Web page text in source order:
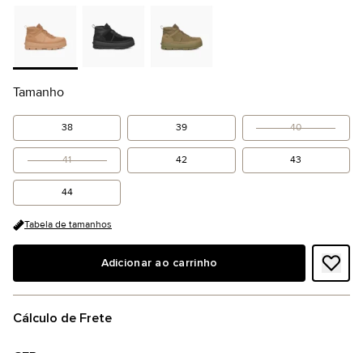
Tamanho
38 39 40
41 42 43
44
Tabela de tamanhos
Adicionar ao carrinho
Cálculo de Frete